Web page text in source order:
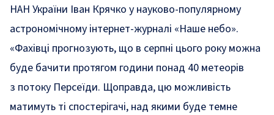
НАН України Іван Крячко у науково-популярному
астрономічному інтернет-журналі «Наше небо».
«Фахівці прогнозують, що в серпні цього року можна
буде бачити протягом години понад 40 метеорів
з потоку Персеїди. Щоправда, цю можливість
матимуть ті спостерігачі, над якими буде темне